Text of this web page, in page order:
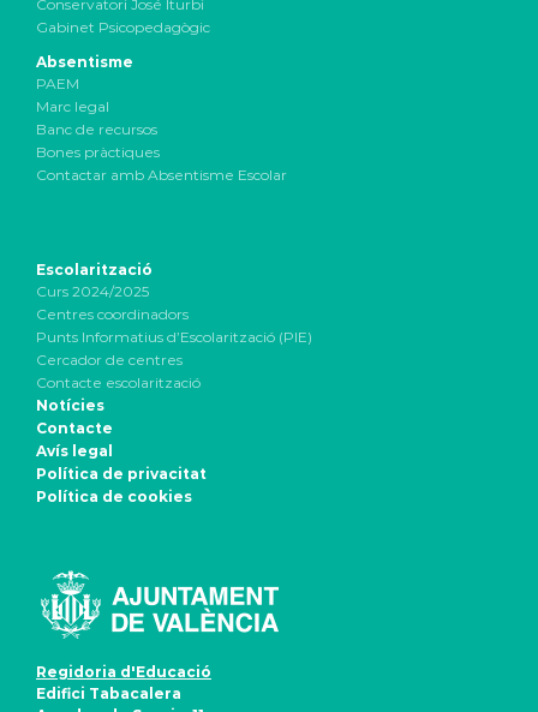
Conservatori José Iturbi
Gabinet Psicopedagògic
Absentisme
PAEM
Marc legal
Banc de recursos
Bones pràctiques
Contactar amb Absentisme Escolar
Escolarització
Curs 2024/2025
Centres coordinadors
Punts Informatius d’Escolarització (PIE)
Cercador de centres
Contacte escolarització
Notícies
Contacte
Avís legal
Política de privacitat
Política de cookies
Regidoria d'Educació
Edifici Tabacalera